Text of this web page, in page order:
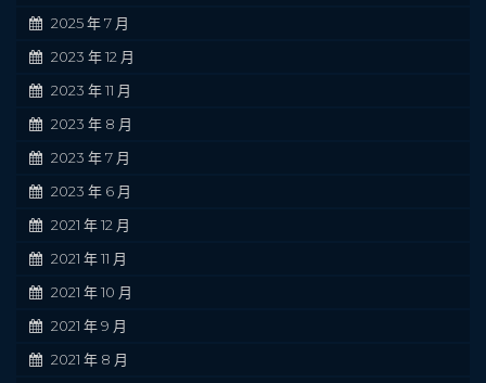
2025 年 7 月
2023 年 12 月
2023 年 11 月
2023 年 8 月
2023 年 7 月
2023 年 6 月
2021 年 12 月
2021 年 11 月
2021 年 10 月
2021 年 9 月
2021 年 8 月